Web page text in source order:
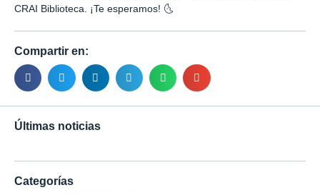
CRAI Biblioteca. ¡Te esperamos! 🌜
Compartir en:
Últimas noticias
Categorías